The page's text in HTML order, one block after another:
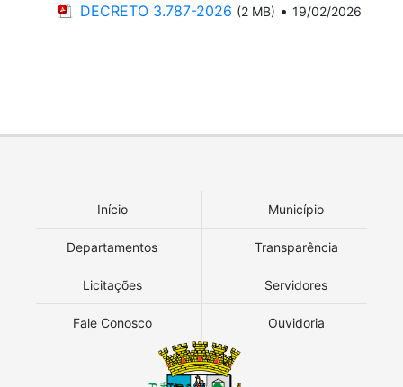
DECRETO 3.787-2026 (2 MB) • 19/02/2026
Início Município
Departamentos Transparência
Licitações Servidores
Fale Conosco Ouvidoria